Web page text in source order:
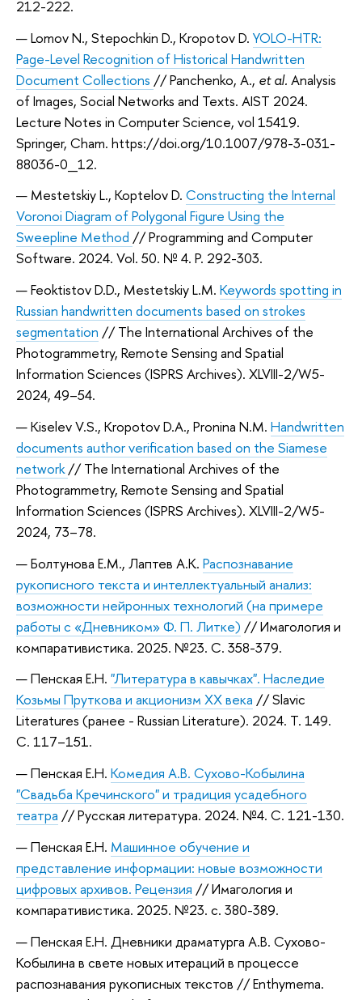
212-222.
Lomov N., Stepochkin D., Kropotov D. YOLO-HTR:
Page-Level Recognition of Historical Handwritten
Document Collections // Panchenko, A., et al. Analysis
of Images, Social Networks and Texts. AIST 2024.
Lecture Notes in Computer Science, vol 15419.
Springer, Cham. https://doi.org/10.1007/978-3-031-
88036-0_12.
Mestetskiy L., Koptelov D. Constructing the Internal
Voronoi Diagram of Polygonal Figure Using the
Sweepline Method // Programming and Computer
Software. 2024. Vol. 50. № 4. P. 292-303.
Feoktistov D.D., Mestetskiy L.M. Keywords spotting in
Russian handwritten documents based on strokes
segmentation // The International Archives of the
Photogrammetry, Remote Sensing and Spatial
Information Sciences (ISPRS Archives). XLVIII-2/W5-
2024, 49–54.
Kiselev V.S., Kropotov D.A., Pronina N.M. Handwritten
documents author verification based on the Siamese
network// The International Archives of the
Photogrammetry, Remote Sensing and Spatial
Information Sciences (ISPRS Archives). XLVIII-2/W5-
2024, 73–78.
Болтунова Е.М., Лаптев А.К. Распознавание
рукописного текста и интеллектуальный анализ:
возможности нейронных технологий (на примере
работы с «Дневником» Ф. П. Литке) // Имагология и
компаративистика. 2025. №23. С. 358-379.
Пенская Е.Н. "Литература в кавычках". Наследие
Козьмы Пруткова и акционизм XX века // Slavic
Literatures (ранее - Russian Literature). 2024. Т. 149.
С. 117–151.
Пенская Е.Н. Комедия А.В. Сухово-Кобылина
"Свадьба Кречинского" и традиция усадебного
театра // Русская литература. 2024. №4. С. 121-130.
Пенская Е.Н. Машинное обучение и
представление информации: новые возможности
цифровых архивов. Рецензия // Имагология и
компаративистика. 2025. №23. с. 380-389.
Пенская Е.Н. Дневники драматурга А.В. Сухово-
Кобылина в свете новых итераций в процессе
распознавания рукописных текстов // Enthymema.